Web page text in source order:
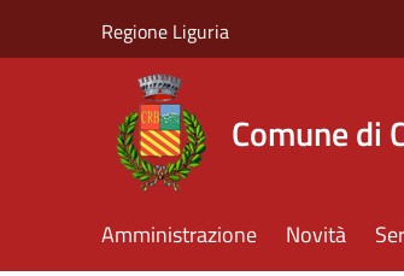
Regione Liguria
Comune di
Amministrazione Novità